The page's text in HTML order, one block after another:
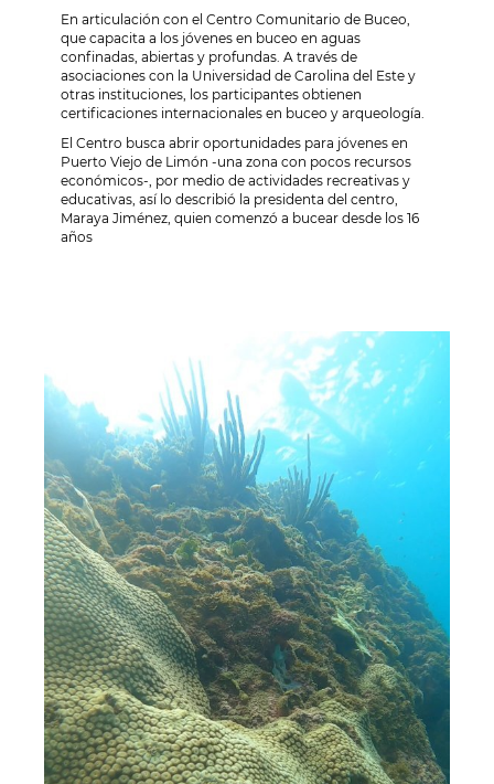
En articulación con el Centro Comunitario de Buceo,
que capacita a los jóvenes en buceo en aguas
confinadas, abiertas y profundas. A través de
asociaciones con la Universidad de Carolina del Este y
otras instituciones, los participantes obtienen
certificaciones internacionales en buceo y arqueología.
El Centro busca abrir oportunidades para jóvenes en
Puerto Viejo de Limón -una zona con pocos recursos
económicos-, por medio de actividades recreativas y
educativas, así lo describió la presidenta del centro,
Maraya Jiménez, quien comenzó a bucear desde los 16
años